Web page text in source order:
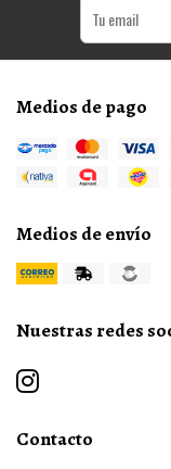
Medios de pago
Medios de envío
Nuestras redes
Contacto